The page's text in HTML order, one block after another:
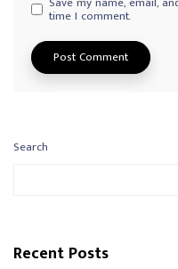
time I comment.
Search
Recent Posts